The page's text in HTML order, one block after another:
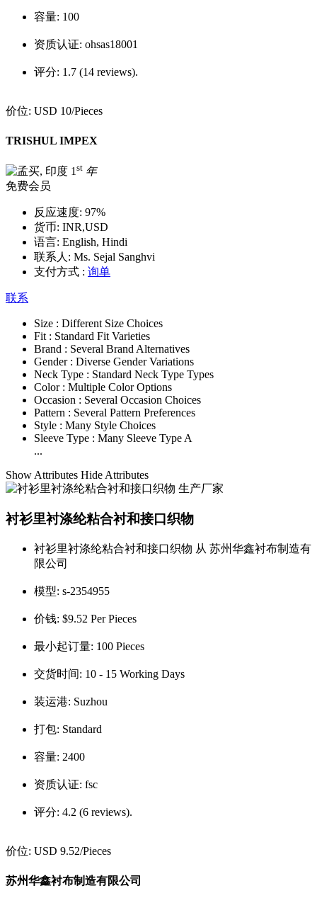
容量: 100
资质认证: ohsas18001
评分: 1.7 (14 reviews).
价位: USD 10/Pieces
TRISHUL IMPEX
1 st 年
免费会员
反应速度: 97%
货币: INR,USD
语言: English, Hindi
联系人: Ms. Sejal Sanghvi
支付方式 : 询单
联系
Size : Different Size Choices
Fit : Standard Fit Varieties
Brand : Several Brand Alternatives
Gender : Diverse Gender Variations
Neck Type : Standard Neck Type Types
Color : Multiple Color Options
Occasion : Several Occasion Choices
Pattern : Several Pattern Preferences
Style : Many Style Choices
Sleeve Type : Many Sleeve Type A
...
Show Attributes Hide Attributes
衬衫里衬涤纶粘合衬和接口织物
衬衫里衬涤纶粘合衬和接口织物 从 苏州华鑫衬布制造有
限公司
模型: s-2354955
价钱: $9.52 Per Pieces
最小起订量: 100 Pieces
交货时间: 10 - 15 Working Days
装运港: Suzhou
打包: Standard
容量: 2400
资质认证: fsc
评分: 4.2 (6 reviews).
价位: USD 9.52/Pieces
苏州华鑫衬布制造有限公司